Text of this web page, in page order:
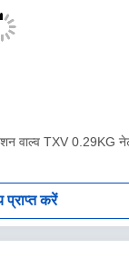
वाल्व TXV 0.29KG
प्राप्त करें